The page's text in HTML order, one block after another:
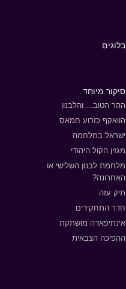
בלוגים
סיקור מיוחד
ההר הטוב... והלבנון
הוואקף כזרוע חמאס
ישראל במלחמה
מגזין הקול היהודי
מלחמת לבנון השלישי או
האחרונה?
תיק עזה
חדר התחקירים
אינתיפאדה מושתקת
ההפיכה הצבאית